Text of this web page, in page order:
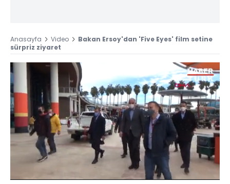
Anasayfa Video
Bakan Ersoy'dan 'Five Eyes' film setine
sürpriz ziyaret
Sesi
Aç
Yüklendi:
9.32%
Oynatma
Hızı